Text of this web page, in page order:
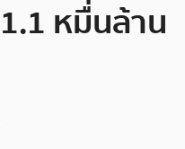
หมื่นล้าน